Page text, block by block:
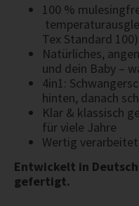
100 %
Tex Standard 100)
Natürliches,
und dein Baby –
4in1:
hinten, danach
Klar & klassisch
für viele Jahre
Wertig
Entwickelt in
gefertigt.